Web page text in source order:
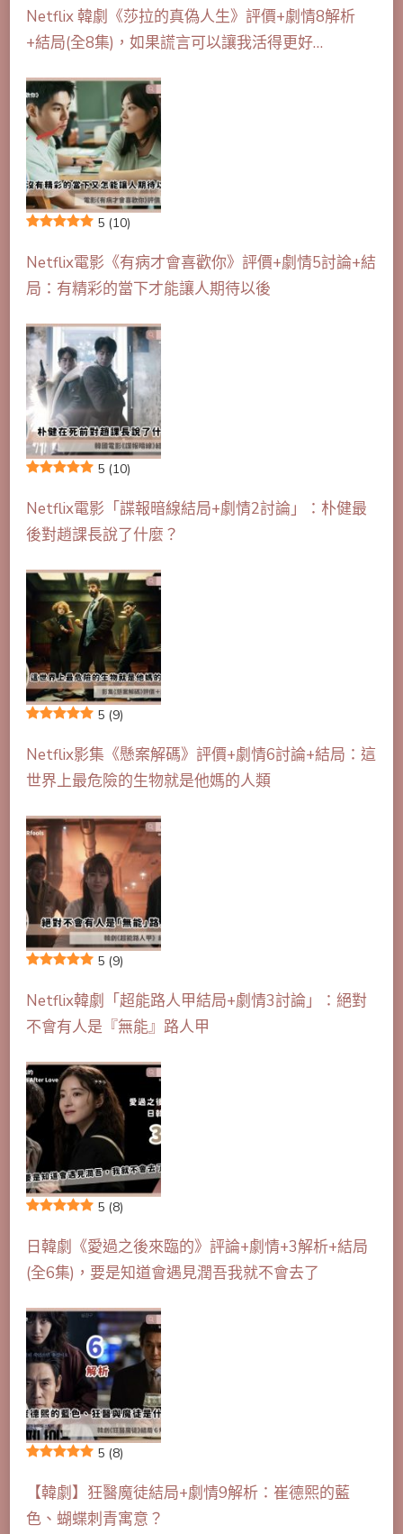
Netflix 韓劇《莎拉的真偽人生》評價+劇情8解析
+結局(全8集)，如果謊言可以讓我活得更好…
5 (10)
Netflix電影《有病才會喜歡你》評價+劇情5討論+結
局：有精彩的當下才能讓人期待以後
5 (10)
Netflix電影「諜報暗線結局+劇情2討論」：朴健最
後對趙課長說了什麼？
5 (9)
Netflix影集《懸案解碼》評價+劇情6討論+結局：這
世界上最危險的生物就是他媽的人類
5 (9)
Netflix韓劇「超能路人甲結局+劇情3討論」：絕對
不會有人是『無能』路人甲
5 (8)
日韓劇《愛過之後來臨的》評論+劇情+3解析+結局
(全6集)，要是知道會遇見潤吾我就不會去了
5 (8)
【韓劇】狂醫魔徒結局+劇情9解析：崔德熙的藍
色、蝴蝶刺青寓意？